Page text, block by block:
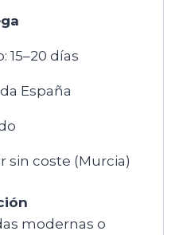
15–20 días
España
sin coste (Murcia)
modernas o